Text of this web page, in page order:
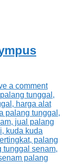
a comment